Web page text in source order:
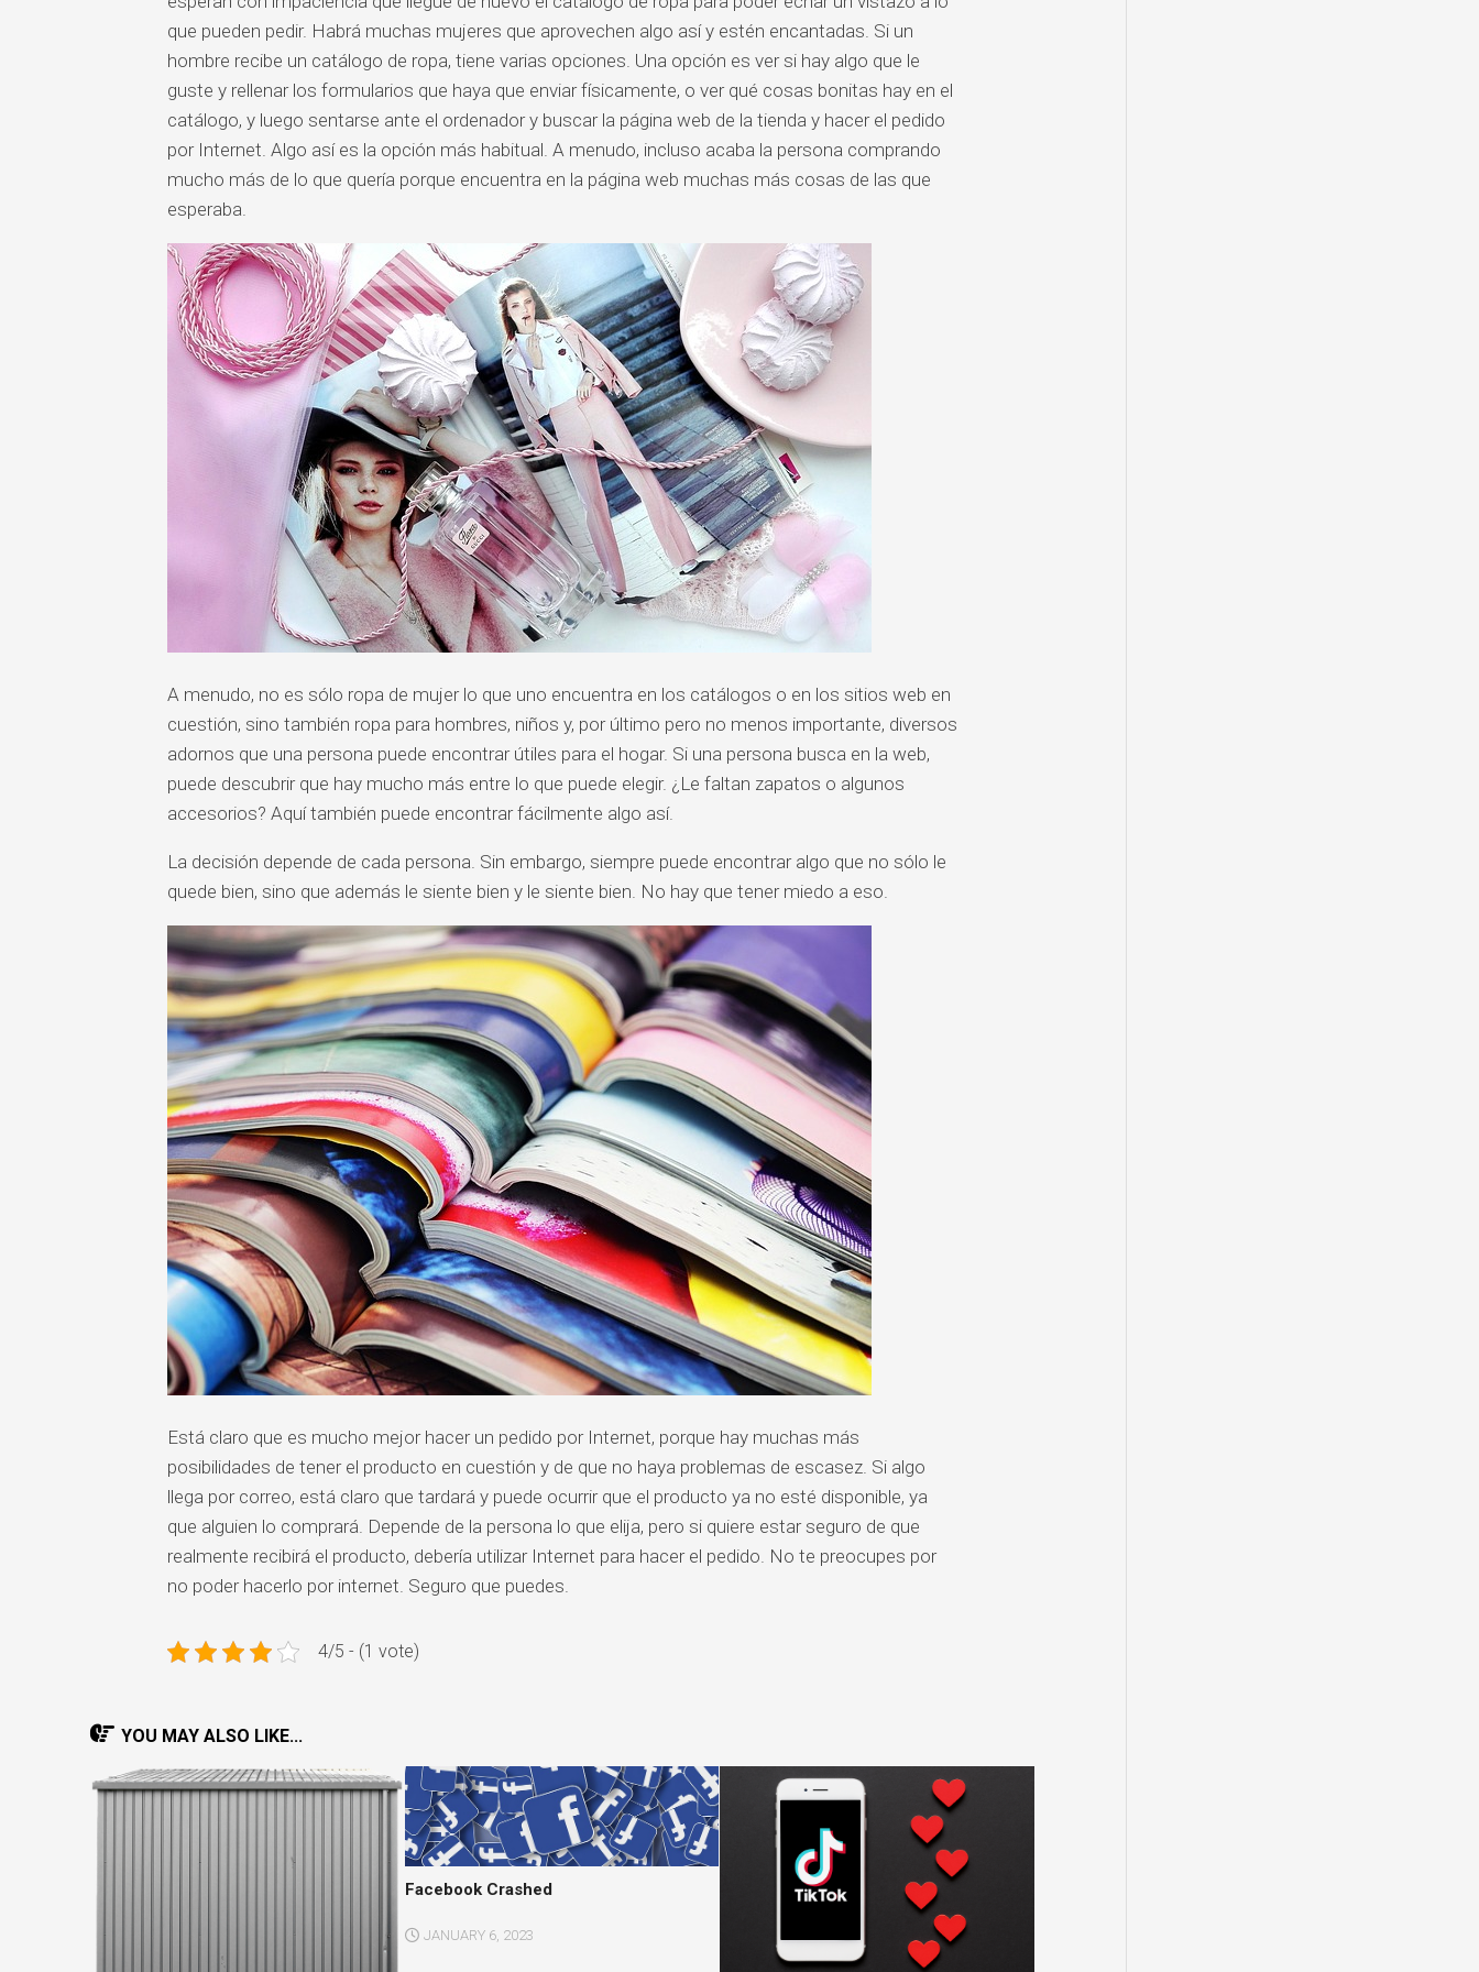
que pueden pedir. Habrá muchas mujeres que aprovechen algo así y estén encantadas. Si un
hombre recibe un catálogo de ropa, tiene varias opciones. Una opción es ver si hay algo que le
guste y rellenar los formularios que haya que enviar físicamente, o ver qué cosas bonitas hay en el
catálogo, y luego sentarse ante el ordenador y buscar la página web de la tienda y hacer el pedido
por Internet. Algo así es la opción más habitual. A menudo, incluso acaba la persona comprando
mucho más de lo que quería porque encuentra en la página web muchas más cosas de las que
esperaba.
A menudo, no es sólo ropa de mujer lo que uno encuentra en los catálogos o en los sitios web en
cuestión, sino también ropa para hombres, niños y, por último pero no menos importante, diversos
adornos que una persona puede encontrar útiles para el hogar. Si una persona busca en la web,
puede descubrir que hay mucho más entre lo que puede elegir. ¿Le faltan zapatos o algunos
accesorios? Aquí también puede encontrar fácilmente algo así.
La decisión depende de cada persona. Sin embargo, siempre puede encontrar algo que no sólo le
quede bien, sino que además le siente bien y le siente bien. No hay que tener miedo a eso.
Está claro que es mucho mejor hacer un pedido por Internet, porque hay muchas más
posibilidades de tener el producto en cuestión y de que no haya problemas de escasez. Si algo
llega por correo, está claro que tardará y puede ocurrir que el producto ya no esté disponible, ya
que alguien lo comprará. Depende de la persona lo que elija, pero si quiere estar seguro de que
realmente recibirá el producto, debería utilizar Internet para hacer el pedido. No te preocupes por
no poder hacerlo por internet. Seguro que puedes.
4/5 - (1 vote)
YOU MAY ALSO LIKE...
Facebook Crashed
JANUARY 6, 2023